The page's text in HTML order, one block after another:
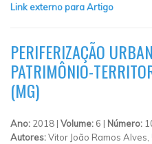
Link externo para Artigo
PERIFERIZAÇÃO
PATRIMÔNIO-
(MG)
Ano: 2018 | Volume: 6 | Número:
Autores:Vitor João Ramos